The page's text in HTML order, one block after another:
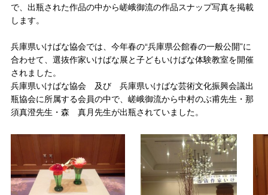
で、出瓶された作品の中から嵯峨御流の作品スナップ写真を掲載
します。
兵庫県いけばな協会では、今年春の“兵庫県公館春の一般公開”に
合わせて、選抜作家いけばな展と子どもいけばな体験教室を開催
されました。
兵庫県いけばな協会 及び 兵庫県いけばな芸術文化振興会議出
瓶協会に所属する会員の中で、嵯峨御流から中村のぶ甫先生・那
須真澄先生・森 真月先生が出瓶されていました。